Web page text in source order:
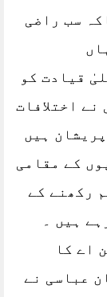
سب راضی
قیادت کو
اختلافات
ہیں
کے مقامی
رکھنے کے
ہیں ۔
اے کا
عباسی نے